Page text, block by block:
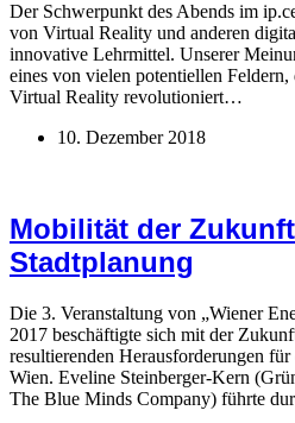
Der Schwerpunkt des Abends im
von Virtual Reality und anderen
innovative Lehrmittel. Unserer
eines von vielen potentiellen
Virtual Reality revolutioniert…
10. Dezember 2018
Mobilität der
Stadtplanung
Die 3. Veranstaltung von „Wiener
2017 beschäftigte sich mit der
resultierenden Herausforderungen
Wien. Eveline Steinberger-Kern
The Blue Minds Company) führte